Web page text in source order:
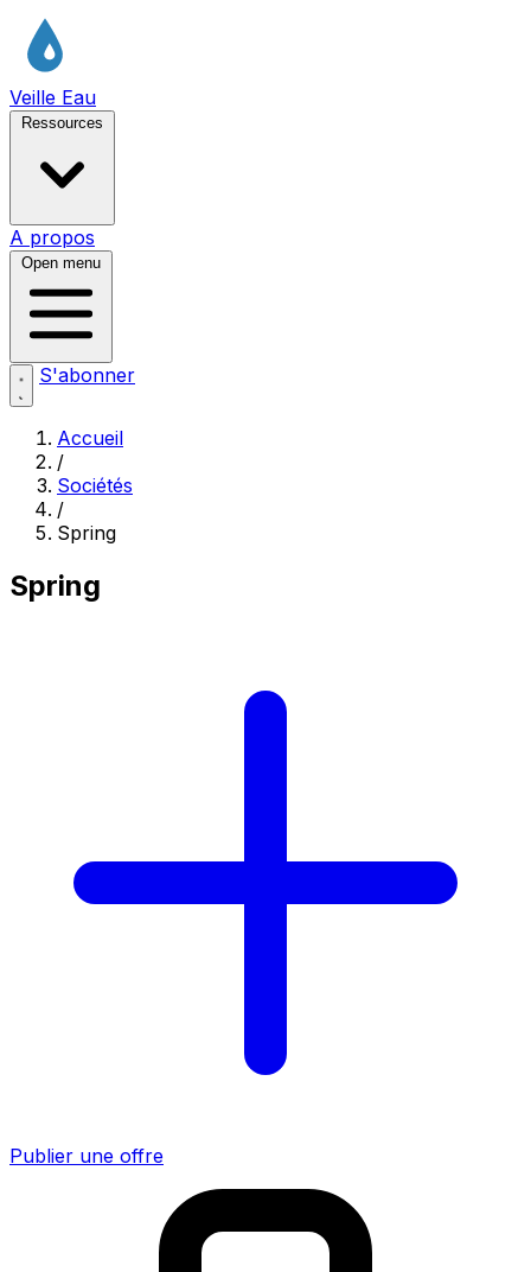
Veille Eau
Ressources
A propos
Open menu
S'abonner
Accueil
/
Sociétés
/
Spring
Spring
Publier une offre